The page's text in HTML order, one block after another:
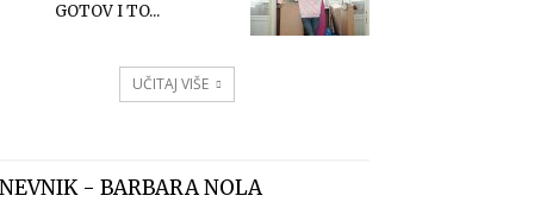
GOTOV I TO...
UČITAJ VIŠE
- BARBARA NOLA